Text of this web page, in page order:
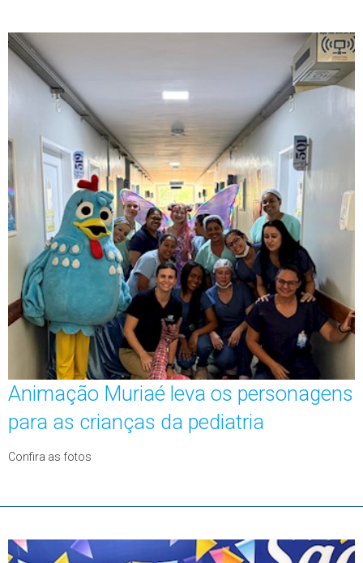
Animação Muriaé leva os personagens
para as crianças da pediatria
Confira as fotos